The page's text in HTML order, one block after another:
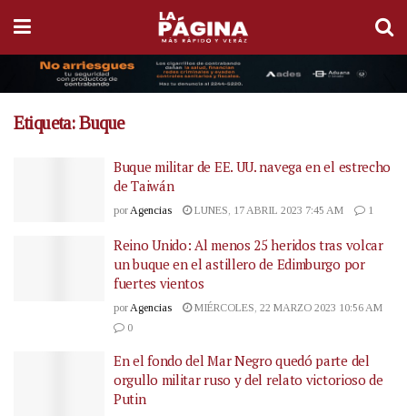
Etiqueta:Buque
Buque militar de EE. UU. navega en el estrecho
de Taiwán
por Agencias LUNES, 17 ABRIL 2023 7:45 AM 1
Reino Unido: Al menos 25 heridos tras volcar
un buque en el astillero de Edimburgo por
fuertes vientos
porAgencias
MIÉRCOLES, 22 MARZO 2023 10:56 AM
0
En el fondo del Mar Negro quedó parte del
orgullo militar ruso y del relato victorioso de
Putin